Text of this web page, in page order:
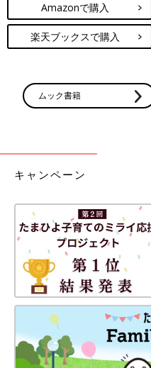
Amazonで購入
楽天ブックスで購入
ムック書籍
キャンペーン